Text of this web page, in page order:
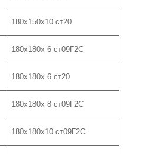
180х150х10 ст20
180х180х 6 ст09Г2С
180х180х 6 ст20
180х180х 8 ст09Г2С
180х180х10 ст09Г2С